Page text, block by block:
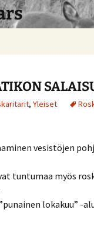
, Yleiset
vesistöjen
tuntumaa myös
lokakuu” -